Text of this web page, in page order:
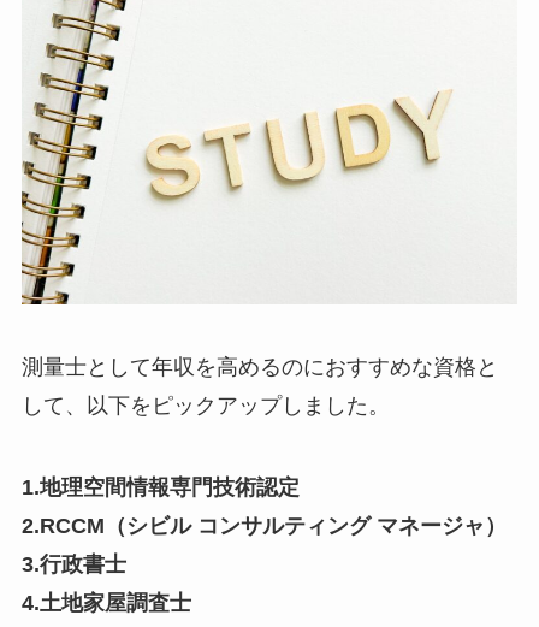
測量士として年収を高めるのにおすすめな資格と
して、以下をピックアップしました。
1.地理空間情報専門技術認定
2.RCCM（シビル コンサルティング マネージャ）
3.行政書士
4.土地家屋調査士